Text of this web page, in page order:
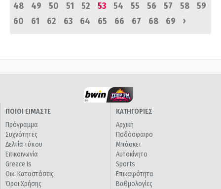
48
49 50 51 52 53 54 55 56 57 58
59
60
61 62 63 64 65 66 67 68 69 ›
ΠΟΙΟΙ ΕΙΜΑΣΤΕ
Πρόγραμμα
Συχνότητες
Δελτία τύπου
Επικοινωνία
Greece Is
Οικ. Καταστάσεις
Όροι Χρήσης
ΚΑΤΗΓΟΡΙΕΣ
Αρχική
Ποδόσφαιρο
Μπάσκετ
Αυτοκίνητο
Sports
Επικαιρότητα
Βαθμολογίες